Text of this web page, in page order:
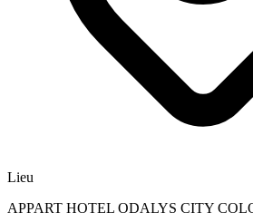
Lieu
APPART HOTEL ODALYS CITY